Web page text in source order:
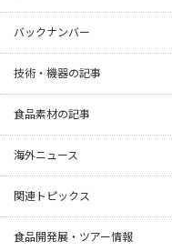
バックナンバー
技術・機器の記事
食品素材の記事
海外ニュース
関連トピックス
食品開発展・ツアー情報